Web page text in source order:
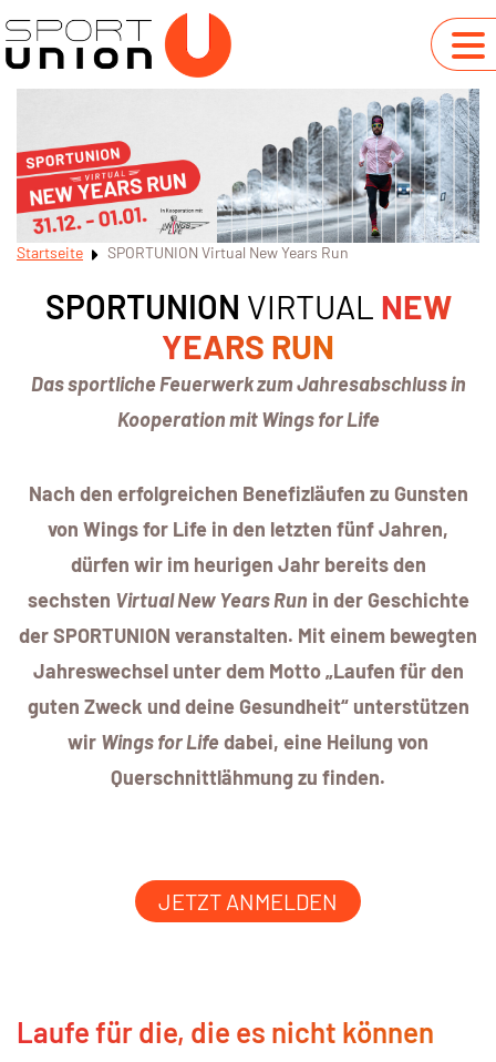
Startseite SPORTUNION Virtual New Years Run
SPORTUNION VIRTUAL NEW
YEARS RUN
Das sportliche Feuerwerk zum Jahresabschluss in
Kooperation mit Wings for Life
Nach den erfolgreichen Benefizläufen zu Gunsten
von Wings for Life in den letzten fünf Jahren,
dürfen wir im heurigen Jahr bereits den
sechsten Virtual New Years Run in der Geschichte
der SPORTUNION veranstalten. Mit einem bewegten
Jahreswechsel unter dem Motto „Laufen für den
guten Zweck und deine Gesundheit“ unterstützen
wir Wings for Lifedabei, eine Heilung von
Querschnittlähmung zu finden.
JETZT ANMELDEN
Laufe für die, die es nicht können